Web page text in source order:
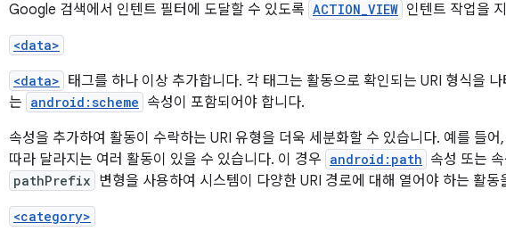
Google 검색에서 인텐트 필터에 도달할 수 있도록 ACTION_VIEW 인텐트 작업을
<data>
<data> 태그를 하나 이상 추가합니다. 각 태그는 활동으로 확인되는 URI 형식을
는 android:scheme 속성이 포함되어야 합니다.
속성을 추가하여 활동이 수락하는 URI 유형을 더욱 세분화할 수 있습니다. 예를 들어
따라 달라지는 여러 활동이 있을 수 있습니다. 이 경우 android:path 속성 또는 속
pathPrefix 변형을 사용하여 시스템이 다양한 URI 경로에 대해 열어야 하는 활동
<category>